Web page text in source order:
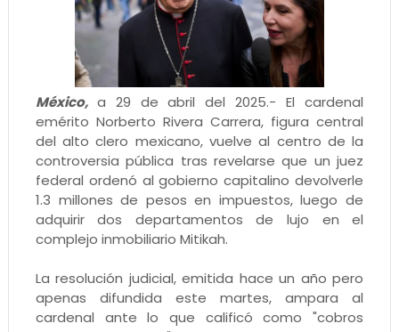
México, a 29 de abril del 2025.- El cardenal
emérito Norberto Rivera Carrera, figura central
del alto clero mexicano, vuelve al centro de la
controversia pública tras revelarse que un juez
federal ordenó al gobierno capitalino devolverle
1.3 millones de pesos en impuestos, luego de
adquirir dos departamentos de lujo en el
complejo inmobiliario Mitikah.
La resolución judicial, emitida hace un año pero
apenas difundida este martes, ampara al
cardenal ante lo que calificó como "cobros